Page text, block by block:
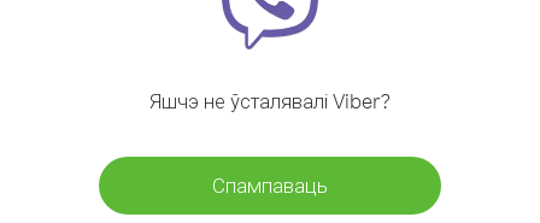
Яшчэ не ўсталявалі Viber?
Спампаваць